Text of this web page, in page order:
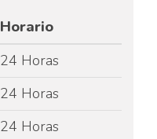
Horario
24 Horas
24 Horas
24 Horas